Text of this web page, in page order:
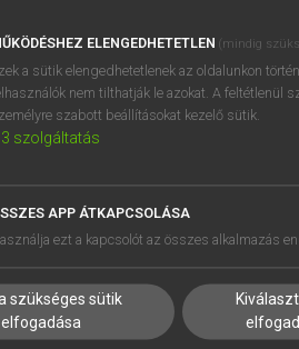
SÚGÓ
RÓLUNK
SÜTI BEÁLLÍTÁSOK
ELENGEDHETETLEN (mindig
a sütik elengedhetetlenek az oldalunkon
nem tilthatják le azokat. A feltétlenül
szabott beállításokat kezelő sütik.
3 szolgáltatás
APP ÁTKAPCSOLÁSA
ezt a kapcsolót az összes alkalmazás
szükséges sütik
elfogadása